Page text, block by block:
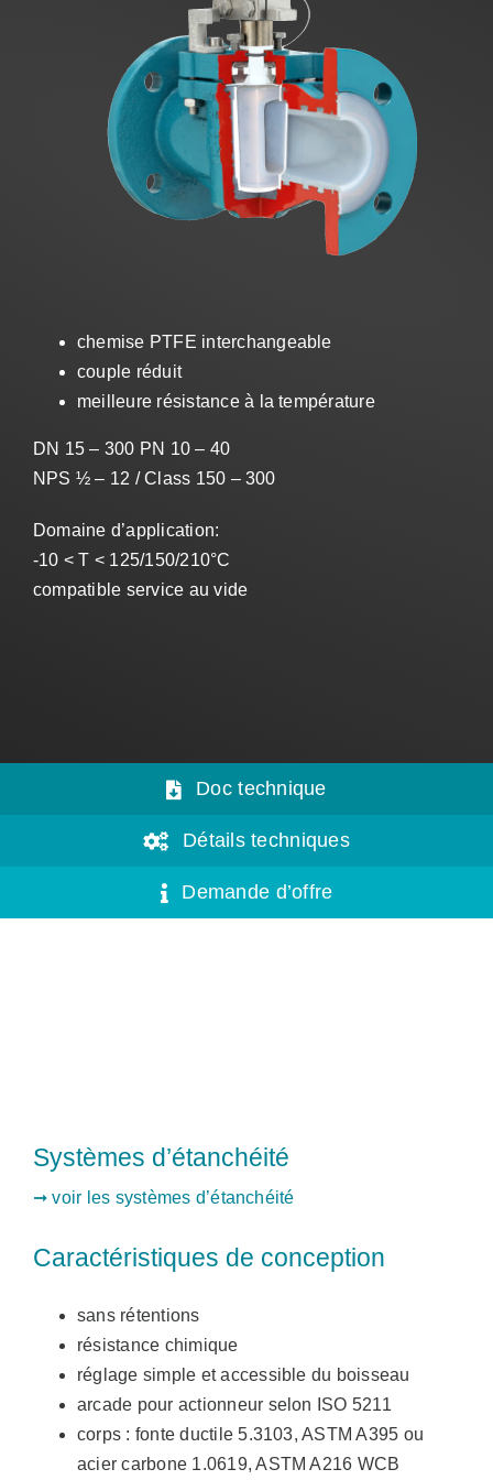
chemise PTFE interchangeable
couple réduit
meilleure résistance à la température
DN 15 – 300 PN 10 – 40
NPS ½ – 12 / Class 150 – 300
Domaine d’application:
-10 < T < 125/150/210°C
compatible service au vide
Doc technique
Détails techniques
Demande d’offre
Systèmes d’étanchéité
➞ voir les systèmes d’étanchéité
Caractéristiques de conception
sans rétentions
résistance chimique
réglage simple et accessible du boisseau
arcade pour actionneur selon ISO 5211
corps : fonte ductile 5.3103, ASTM A395 ou
acier carbone 1.0619, ASTM A216 WCB